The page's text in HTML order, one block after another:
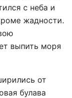
с неба и
жадности.
выпить моря
от
булава